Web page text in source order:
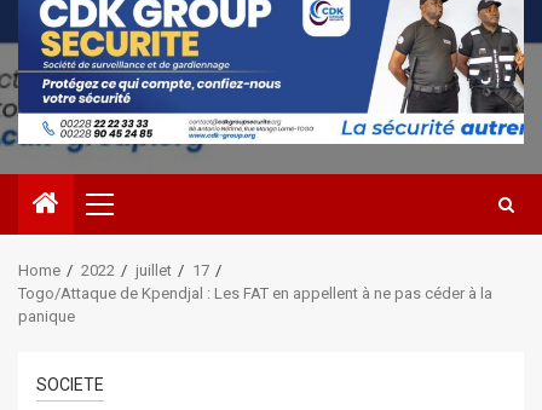
Primary
Menu
Home 2022 juillet
17
Togo/Attaque de Kpendjal : Les FAT en appellent à ne pas céder à la
panique
SOCIETE